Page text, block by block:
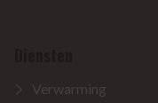
Verwarming